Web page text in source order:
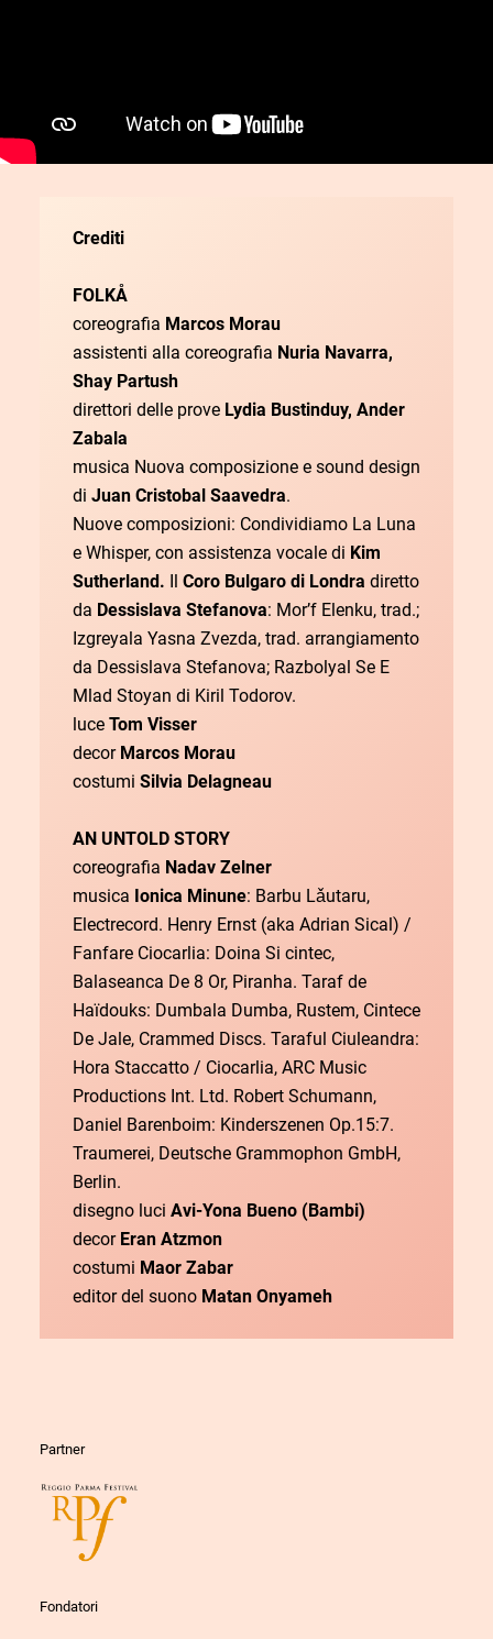
Crediti
FOLKÅ
coreografia Marcos Morau
assistenti alla coreografia Nuria Navarra,
Shay Partush
direttori delle prove Lydia Bustinduy, Ander
Zabala
musica Nuova composizione e sound design
di Juan Cristobal Saavedra.
Nuove composizioni: Condividiamo La Luna
e Whisper, con assistenza vocale di Kim
Sutherland. Il Coro Bulgaro di Londra diretto
da Dessislava Stefanova: Mor’f Elenku, trad.;
Izgreyala Yasna Zvezda, trad. arrangiamento
da Dessislava Stefanova; Razbolyal Se E
Mlad Stoyan di Kiril Todorov.
luce Tom Visser
decor Marcos Morau
costumi Silvia Delagneau
AN UNTOLD STORY
coreografia Nadav Zelner
musica Ionica Minune: Barbu Lǎutaru,
Electrecord. Henry Ernst (aka Adrian Sical) /
Fanfare Ciocarlia: Doina Si cintec,
Balaseanca De 8 Or, Piranha. Taraf de
Haïdouks: Dumbala Dumba, Rustem, Cintece
De Jale, Crammed Discs. Taraful Ciuleandra:
Hora Staccatto / Ciocarlia, ARC Music
Productions Int. Ltd. Robert Schumann,
Daniel Barenboim: Kinderszenen Op.15:7.
Traumerei, Deutsche Grammophon GmbH,
Berlin.
disegno luci Avi-Yona Bueno (Bambi)
decor Eran Atzmon
costumi Maor Zabar
editor del suono Matan Onyameh
Partner
Fondatori